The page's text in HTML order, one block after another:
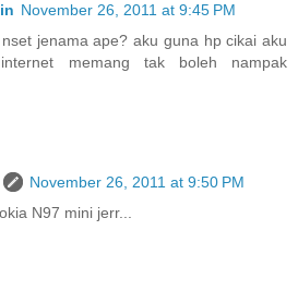
November 26, 2011 at 9:45 PM
jenama ape? aku guna hp cikai aku
memang tak boleh nampak
November 26, 2011 at 9:50 PM
N97 mini jerr...